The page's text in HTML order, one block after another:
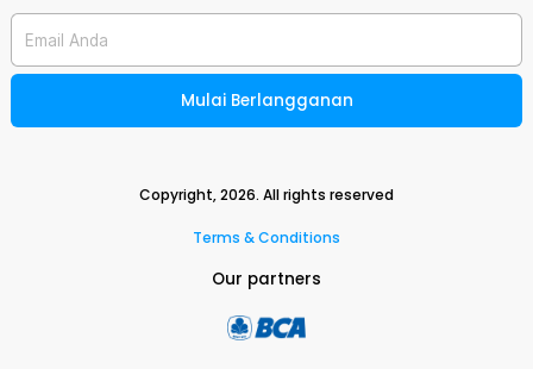
Email Anda
Mulai Berlangganan
Copyright,2026. All rights reserved
Terms & Conditions
Our partners